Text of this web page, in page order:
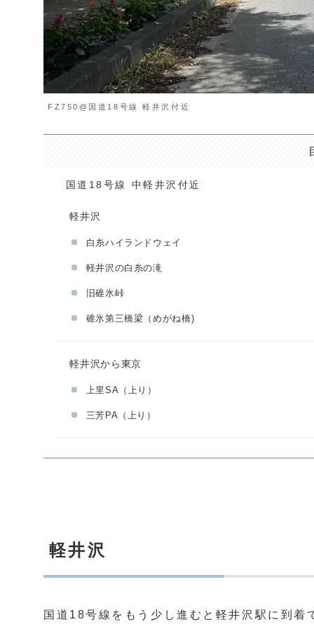
FZ750@国道18号線 軽井沢付近
国道18号線 中軽井沢付近
軽井沢
白糸ハイランドウェイ
軽井沢の白糸の滝
旧碓氷峠
碓氷第三橋梁（めがね橋)
軽井沢から東京
上里SA（上り）
三芳PA（上り）
軽井沢
国道18号線をもう少し進むと軽井沢駅に到着